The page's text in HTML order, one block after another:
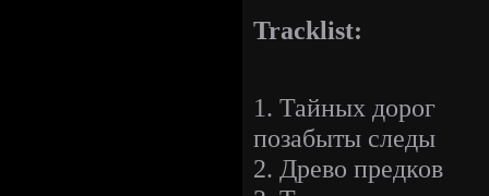
Tracklist:
1. Тайных дорог
позабыты следы
2. Древо предков